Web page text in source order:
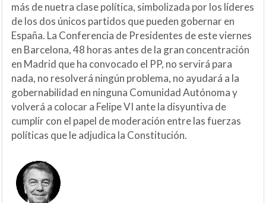
más de nuetra clase política, simbolizada por los líderes
de los dos únicos partidos que pueden gobernar en
España. La Conferencia de Presidentes de este viernes
en Barcelona, 48 horas antes de la gran concentración
en Madrid que ha convocado el PP, no servirá para
nada, no resolverá ningún problema, no ayudará a la
gobernabilidad en ninguna Comunidad Autónoma y
volverá a colocar a Felipe VI ante la disyuntiva de
cumplir con el papel de moderación entre las fuerzas
políticas que le adjudica la Constitución.